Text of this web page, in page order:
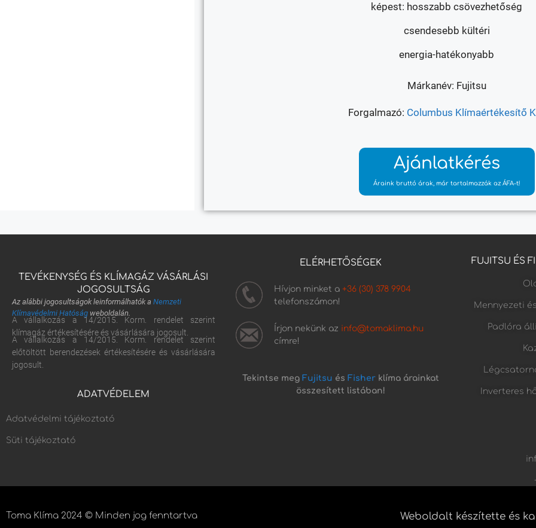
képest: hosszabb csövezhetőség
csendesebb kültéri
energia-hatékonyabb
Márkanév: Fujitsu
Forgalmazó: Columbus Klímaértékesítő
Ajánlatkérés
Áraink bruttó árak, már tartalmazzák az ÁFA-t!
TEVÉKENYSÉG ÉS KLÍMAGÁZ VÁSÁRLÁSI
JOGOSULTSÁG
Az alábbi jogosultságok leinformálhatók a Nemzeti
Klímavédelmi Hatóság weboldalán.
A vállalkozás a 14/2015. Korm. rendelet szerint
klímagáz értékesítésére és vásárlására jogosult.
A vállalkozás a 14/2015. Korm. rendelet szerint
előtöltött berendezések értékesítésére és vásárlására
jogosult.
ADATVÉDELEM
Adatvédelmi tájékoztató
Süti tájékoztató
ELÉRHETŐSÉGEK
Hívjon minket a +36 (30) 378 9904
telefonszámon!
Írjon nekünk az info@tomaklima.hu
címre!
Tekintse megFujitsu ésFisher klíma árainkat
összesített listában!
FUJITSU ÉS
Mennyezeti
Padlóra
Inverteres
Toma Klíma 2024 © Minden jog fenntartva Weboldalt készítette és